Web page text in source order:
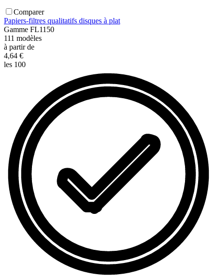
Comparer
Papiers-filtres qualitatifs disques à plat
Gamme FL1150
111 modèles
à partir de
4,64 €
les 100